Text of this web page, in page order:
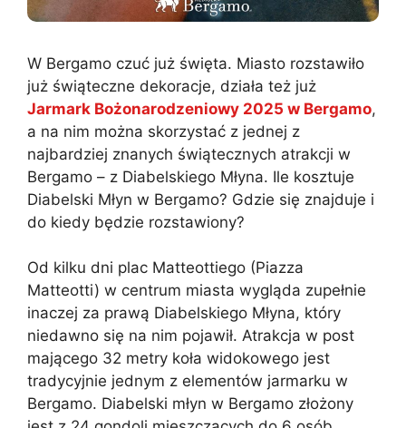
W Bergamo czuć już święta. Miasto rozstawiło
już świąteczne dekoracje, działa też już
Jarmark Bożonarodzeniowy 2025 w Bergamo,
a na nim można skorzystać z jednej z
najbardziej znanych świątecznych atrakcji w
Bergamo – z Diabelskiego Młyna. Ile kosztuje
Diabelski Młyn w Bergamo? Gdzie się znajduje i
do kiedy będzie rozstawiony?
Od kilku dni plac Matteottiego (Piazza
Matteotti) w centrum miasta wygląda zupełnie
inaczej za prawą Diabelskiego Młyna, który
niedawno się na nim pojawił. Atrakcja w post
mającego 32 metry koła widokowego jest
tradycyjnie jednym z elementów jarmarku w
Bergamo. Diabelski młyn w Bergamo złożony